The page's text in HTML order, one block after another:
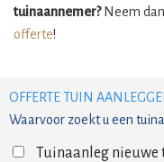
tuinaannemer?Neem dan
offerte!
OFFERTE TUIN
Waarvoor zoekt u een
Tuinaanleg nieuwe